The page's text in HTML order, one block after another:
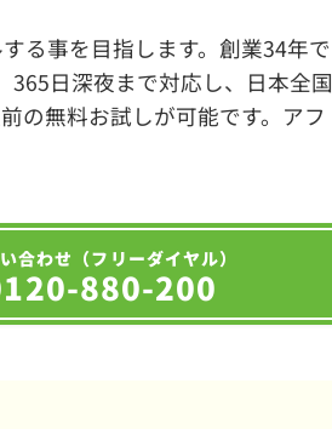
る事を目指します。創業34年で
日深夜まで対応し、日本全国
の無料お試しが可能です。アフ
合わせ（フリーダイヤル）
880-200